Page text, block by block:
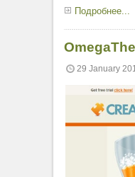
Подробнее...
29 January